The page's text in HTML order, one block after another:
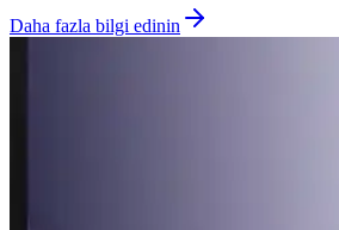
Daha fazla bilgi edinin